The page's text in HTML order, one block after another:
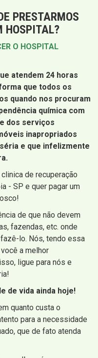
PRESTARMOS
HOSPITAL?
O HOSPITAL
atendem 24 horas
que todos os
quando nos procuram
química com
dos serviços
inapropriados
e que infelizmente
de recuperação
- SP e quer pagar um
de que não devem
fazendas, etc. onde
lo. Nós, tendo essa
a melhor
ligue para nós e
de vida ainda hoje!
quanto custa o
para a necessidade
que de fato atenda